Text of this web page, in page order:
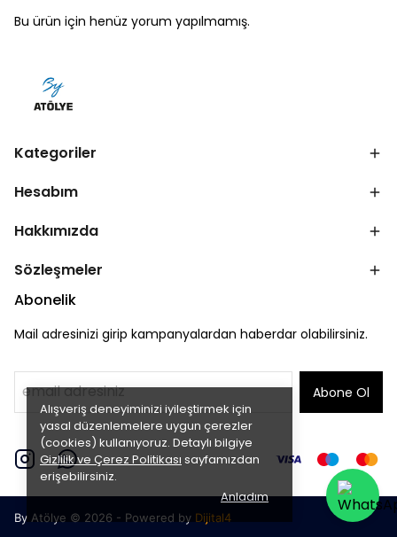
Alışveriş deneyiminizi iyileştirmek için
yasal düzenlemelere uygun çerezler
(cookies) kullanıyoruz. Detaylı bilgiye
Gizlilik ve Çerez Politikası sayfamızdan
erişebilirsiniz.
Anladım
Bu ürün için henüz yorum yapılmamış.
Kategoriler
Hesabım
Hakkımızda
Sözleşmeler
Abonelik
Mail adresinizi girip kampanyalardan haberdar olabilirsiniz.
Abone Ol
By Atölye © 2026 - Powered by Dijital4